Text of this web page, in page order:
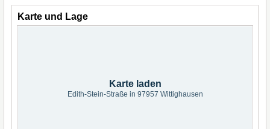
Karte und Lage
Karte laden
Edith-Stein-Straße in 97957 Wittighausen